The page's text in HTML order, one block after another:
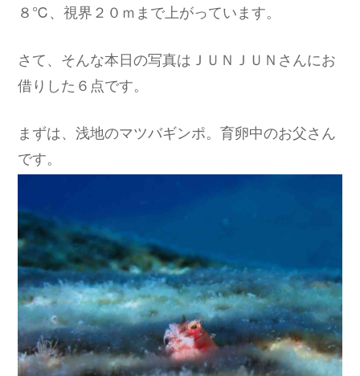
８℃、視界２０ｍまで上がっています。
さて、そんな本日の写真はＪＵＮＪＵＮさんにお
借りした６点です。
まずは、浅地のマツバギンポ。育卵中のお父さん
です。